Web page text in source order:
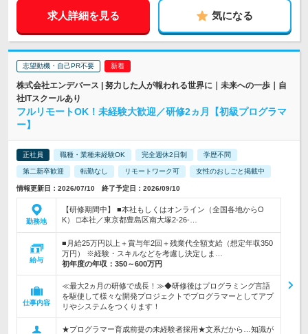
求人詳細を見る 気になる
志望動機・自己PR不要
株式会社エンデバース | 努力した人が報われる世界に｜未来への一歩｜自
社ITスクールあり
フルリモートOK！未経験大歓迎／研修2ヵ月【初級プログラマ
ー】
正社員 職種・業種未経験OK 完全週休2日制 学歴不問
第二新卒歓迎 転勤なし リモートワーク可 女性のおしごと掲載中
情報更新日：2026/07/10 終了予定日：2026/09/10
勤務地
【研修期間中】 ■本社もしくはオンライン（全国各地からO
K） □本社／東京都豊島区南大塚2-26-…
給与
■月給25万円以上＋賞与年2回＋残業代全額支給（想定年収350
万円） ※経験・スキルなどを考慮し決定しま…
初年度の年収： 350～600万円
仕事内容
≪最大2ヵ月の研修で成長！≫◆研修後はプログラミング言語
を駆使して様々な開発プロジェクトでプログラマーとしてアプ
リやシステムをつくります！
★プログラマー育成前提の未経験者採用★文系だから…知識が